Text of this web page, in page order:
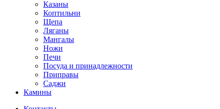
Казаны
Коптильни
Щепа
Ляганы
Мангалы
Ножи
Печи
Посуда и принадлежности
Приправы
Саджи
Камины